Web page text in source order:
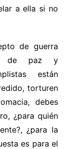
a ella si no
de guerra
de paz y
están
torturen
debes
¿para quién
¿para la
es para el